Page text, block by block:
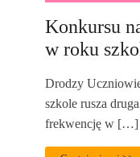
Konkursu
w roku
Drodzy
szkole rusza
frekwencję w […]